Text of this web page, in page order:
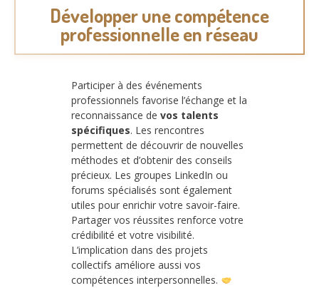
Développer une compétence
professionnelle en réseau
Participer à des événements
professionnels favorise l’échange et la
reconnaissance de vos talents
spécifiques. Les rencontres
permettent de découvrir de nouvelles
méthodes et d’obtenir des conseils
précieux. Les groupes LinkedIn ou
forums spécialisés sont également
utiles pour enrichir votre savoir-faire.
Partager vos réussites renforce votre
crédibilité et votre visibilité.
L’implication dans des projets
collectifs améliore aussi vos
compétences interpersonnelles.